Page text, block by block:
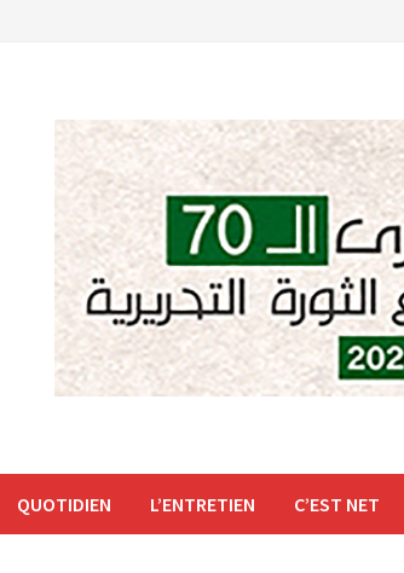
QUOTIDIEN L’ENTRETIEN C’EST NET